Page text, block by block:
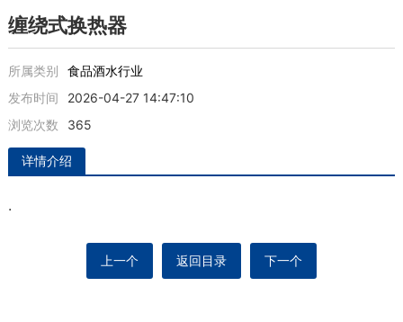
缠绕式换热器
所属类别
发布时间
浏览次数
食品酒水行业
2026-04-27 14:47:10
365
详情介绍
.
上一个 返回目录 下一个